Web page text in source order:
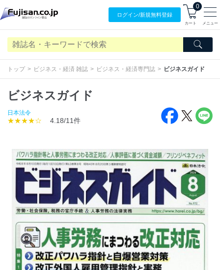
ログイン/新規無料登録
0
カート メニュー
トップ ビジネス・経済 雑誌 ビジネス・経済専門誌 ビジネスガイド
ビジネスガイド
日本法令
★★★★☆ 4.18/11件